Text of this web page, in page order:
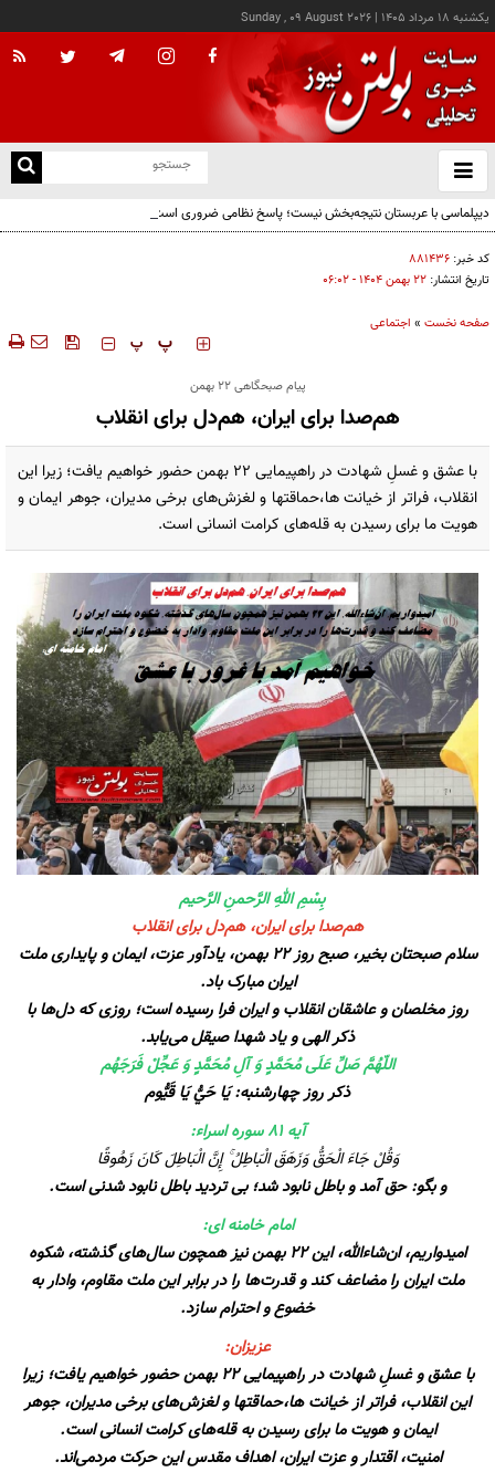
يکشنبه ۱۸ مرداد ۱۴۰۵ |
Sunday , 09 August 2026
باز
و
دیپلماسی با عربستان نتیجه‌بخش نیست؛ پاسخ نظامی ضروری است
کد خبر: ۸۸۱۴۳۶
تاریخ انتشار: ۲۲ بهمن ۱۴۰۴ - ۰۶:۰۲
صفحه نخست » اجتماعی
‍‍‍ پ پ
پیام صبحگاهی ۲۲ بهمن
هم‌صدا برای ایران، هم‌دل برای انقلاب
با عشق و غسلِ شهادت در راهپیمایی ۲۲ بهمن حضور خواهیم یافت؛ زیرا این
انقلاب، فراتر از خیانت ها،حماقتها و لغزش‌های برخی مدیران، جوهر ایمان و
هویت ما برای رسیدن به قله‌های کرامت انسانی است.
بِسْمِ اللهِ الرَّحمنِ الرَّحيم
هم‌صدا برای ایران، هم‌دل برای انقلاب
سلام صبحتان بخیر، صبح روز ۲۲ بهمن، یادآور عزت، ایمان و پایداری ملت
ایران مبارک باد.
روز مخلصان و عاشقان انقلاب و ایران فرا رسیده است؛ روزی که دل‌ها با
ذکر الهی و یاد شهدا صیقل می‌یابد.
اللّهُمَّ صَلِّ عَلَى مُحَمَّدٍ وَ آلِ مُحَمَّدٍ وَ عَجِّلْ فَرَجَهُم
ذکر روز چهارشنبه: يَا حَيُّ يَا قَيُّوم
آیه ۸۱ سوره اسراء:
وَقُلْ جَاءَ الْحَقُّ وَزَهَقَ الْبَاطِلُ ۚ إِنَّ الْبَاطِلَ كَانَ زَهُوقًا
و بگو: حق آمد و باطل نابود شد؛ بی تردید باطل نابود شدنی است.
امام خامنه ای:
امیدواریم، ان‌شاءالله، این ۲۲ بهمن نیز همچون سال‌های گذشته، شکوه
ملت ایران را مضاعف کند و قدرت‌ها را در برابر این ملت مقاوم، وادار به
خضوع و احترام سازد.
عزیزان:
با عشق و غسلِ شهادت در راهپیمایی ۲۲ بهمن حضور خواهیم یافت؛ زیرا
این انقلاب، فراتر از خیانت ها،حماقتها و لغزش‌های برخی مدیران، جوهر
ایمان و هویت ما برای رسیدن به قله‌های کرامت انسانی است.
امنیت، اقتدار و عزت ایران، اهداف مقدس این حرکت مردمی‌اند.